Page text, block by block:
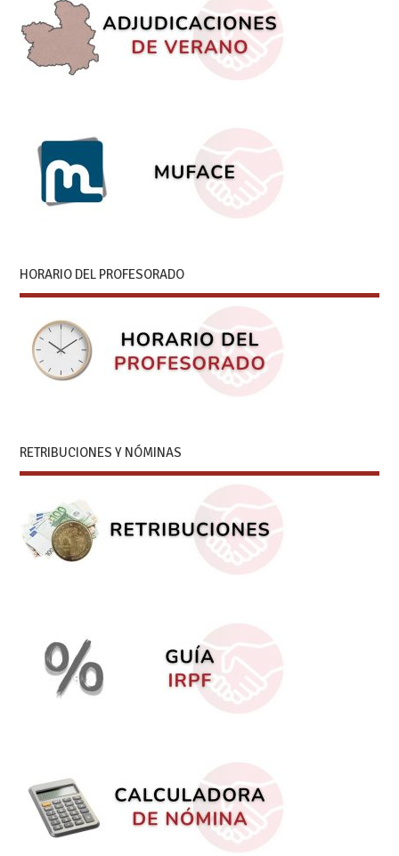
HORARIO DEL PROFESORADO
RETRIBUCIONES Y NÓMINAS